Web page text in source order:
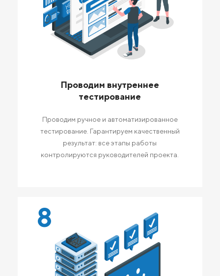
Проводим внутреннее
тестирование
Проводим ручное и автоматизированное
тестирование. Гарантируем качественный
результат: все этапы работы
контролируются руководителей проекта.
8